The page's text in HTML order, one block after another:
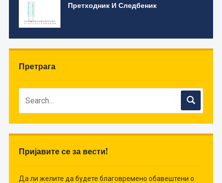
Претходник И Следбеник
Претрага
Пријавите се за вести!
Да ли желите да будете благовремено обавештени о